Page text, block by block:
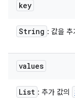
key
String : 값을 추
values
List : 추가 값의